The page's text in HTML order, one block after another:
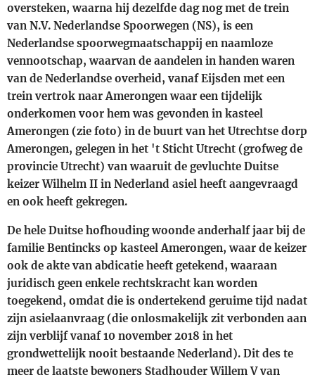
oversteken, waarna hij dezelfde dag nog met de trein
van N.V. Nederlandse Spoorwegen (NS), is een
Nederlandse spoorwegmaatschappij en naamloze
vennootschap, waarvan de aandelen in handen waren
van de Nederlandse overheid, vanaf Eijsden met een
trein vertrok naar Amerongen waar een tijdelijk
onderkomen voor hem was gevonden in kasteel
Amerongen (zie foto) in de buurt van het Utrechtse dorp
Amerongen, gelegen in het 't Sticht Utrecht (grofweg de
provincie Utrecht) van waaruit de gevluchte Duitse
keizer Wilhelm II in Nederland asiel heeft aangevraagd
en ook heeft gekregen.
De hele Duitse hofhouding woonde anderhalf jaar bij de
familie Bentincks op kasteel Amerongen, waar de keizer
ook de akte van abdicatie heeft getekend, waaraan
juridisch geen enkele rechtskracht kan worden
toegekend, omdat die is ondertekend geruime tijd nadat
zijn asielaanvraag (die onlosmakelijk zit verbonden aan
zijn verblijf vanaf 10 november 2018 in het
grondwettelijk nooit bestaande Nederland). Dit des te
meer de laatste bewoners Stadhouder Willem V van